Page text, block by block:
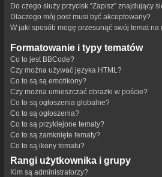
Do czego służy przycisk “Zapisz” znajdujący
Dlaczego mój post musi być akceptowany?
W jaki sposób mogę przesunąć swój temat na
Formatowanie i typy tematów
Co to jest BBCode?
Czy można używać języka HTML?
Co to są są emotikony?
Czy można umieszczać obrazki w poście?
Co to są ogłoszenia globalne?
Co to są ogłoszenia?
Co to są przyklejone tematy?
Co to są zamknięte tematy?
Co to są ikony tematu?
Rangi użytkownika i grupy
Kim są administratorzy?